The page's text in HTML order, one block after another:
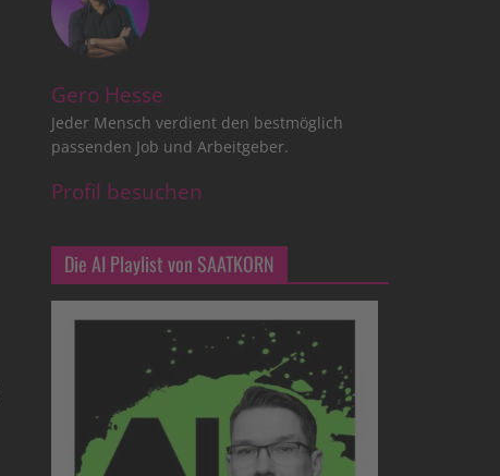
Gero Hesse
Jeder Mensch verdient den bestmöglich
passenden Job und Arbeitgeber.
Profil besuchen
Die AI Playlist von SAATKORN